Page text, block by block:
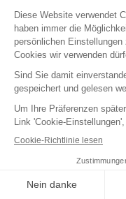
17.05.2025 CONCERT
JAMIE CULLUM